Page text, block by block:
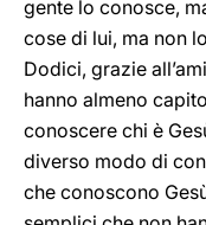
gente lo conosce,
cose di lui, ma non
Dodici, grazie
hanno almeno
conoscere chi è
diverso modo di
che conoscono